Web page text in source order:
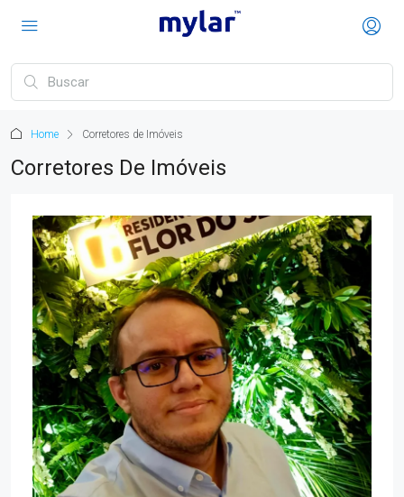
Home Corretores de Imóveis
Corretores De Imóveis